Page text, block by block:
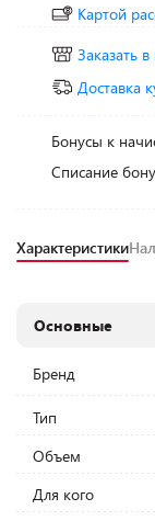
Картой
Заказать
Доставка
Бонусы к
Списание
Характеристики
Основные
Бренд
Тип
Объем
Для кого